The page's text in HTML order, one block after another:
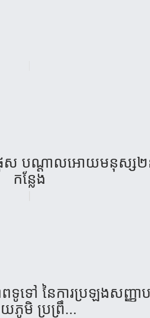
ស បណ្តាល​អោយមនុស្ស២
កន្លែង
ព​ទូទៅ​ នៃ​ការ​ប្រឡង​សញ្ញា​
ភូមិ​ ប្រព្រឹ...